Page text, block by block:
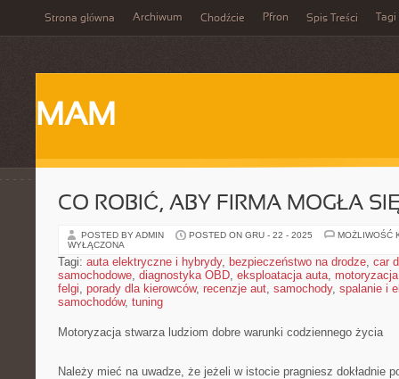
Strona główna Archiwum Chodźcie Pfron Spis Treści Tagi
MAM
CO ROBIĆ, ABY FIRMA MOGŁA
POSTED BY ADMIN POSTED ON GRU - 22 - 2025
MOŻLIWOŚĆ
WYŁĄCZONA
Tagi: auta elektryczne i hybrydy, bezpieczeństwo na drodze, car
samochodowe, diagnostyka OBD, eksploatacja auta, motoryzacja
felgi, porady dla kierowców, recenzje aut, samochody, spalanie i
samochodów, tuning
Motoryzacja stwarza ludziom dobre warunki codziennego życia
Należy mieć na uwadze, że jeżeli w istocie pragniesz dokładnie